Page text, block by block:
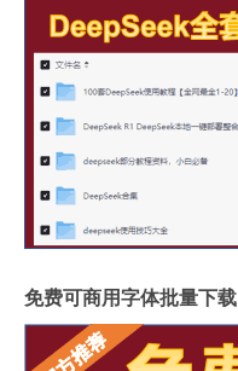
免费可商用字体批量下载